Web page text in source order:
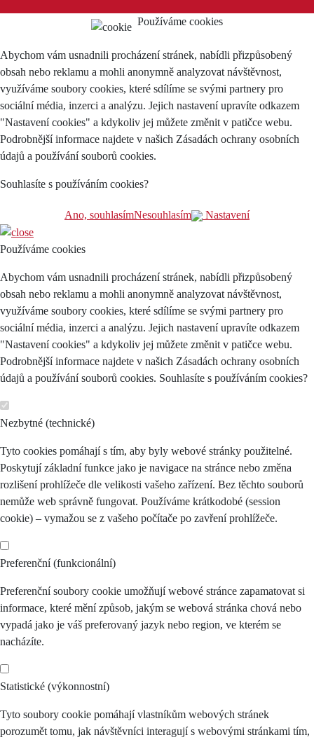
Používáme cookies
Abychom vám usnadnili procházení stránek, nabídli přizpůsobený
obsah nebo reklamu a mohli anonymně analyzovat návštěvnost,
využíváme soubory cookies, které sdílíme se svými partnery pro
sociální média, inzerci a analýzu. Jejich nastavení upravíte odkazem
"Nastavení cookies" a kdykoliv jej můžete změnit v patičce webu.
Podrobnější informace najdete v našich Zásadách ochrany osobních
údajů a používání souborů cookies.
Souhlasíte s používáním cookies?
Ano, souhlasímNesouhlasím Nastavení
Používáme cookies
Abychom vám usnadnili procházení stránek, nabídli přizpůsobený
obsah nebo reklamu a mohli anonymně analyzovat návštěvnost,
využíváme soubory cookies, které sdílíme se svými partnery pro
sociální média, inzerci a analýzu. Jejich nastavení upravíte odkazem
"Nastavení cookies" a kdykoliv jej můžete změnit v patičce webu.
Podrobnější informace najdete v našich Zásadách ochrany osobních
údajů a používání souborů cookies. Souhlasíte s používáním cookies?
Nezbytné (technické)
Tyto cookies pomáhají s tím, aby byly webové stránky použitelné.
Poskytují základní funkce jako je navigace na stránce nebo změna
rozlišení prohlížeče dle velikosti vašeho zařízení. Bez těchto souborů
nemůže web správně fungovat. Používáme krátkodobé (session
cookie) – vymažou se z vašeho počítače po zavření prohlížeče.
Preferenční (funkcionální)
Preferenční soubory cookie umožňují webové stránce zapamatovat si
informace, které mění způsob, jakým se webová stránka chová nebo
vypadá jako je váš preferovaný jazyk nebo region, ve kterém se
nacházíte.
Statistické (výkonnostní)
Tyto soubory cookie pomáhají vlastníkům webových stránek
porozumět tomu, jak návštěvníci interagují s webovými stránkami tím,